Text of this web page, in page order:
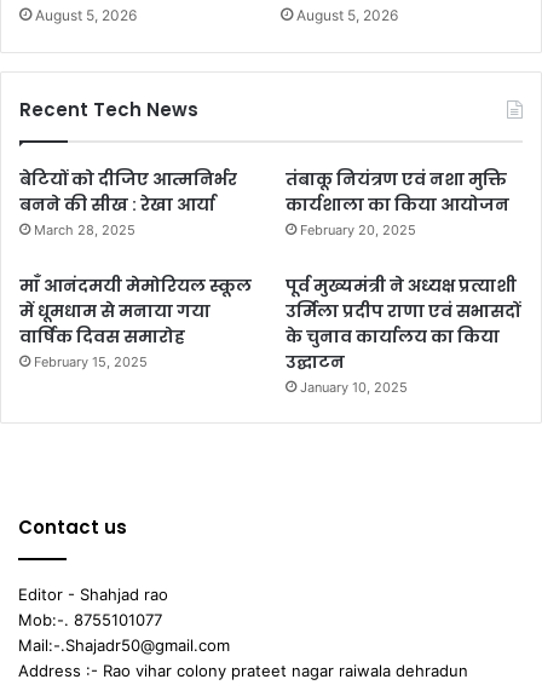
August 5, 2026 August 5, 2026
Recent Tech News
बेटियों को दीजिए आत्मनिर्भर
बनने की सीख : रेखा आर्या
March 28, 2025
तंबाकू नियंत्रण एवं नशा मुक्ति
कार्यशाला का किया आयोजन
February 20, 2025
माँ आनंदमयी मेमोरियल स्कूल
में धूमधाम से मनाया गया
वार्षिक दिवस समारोह
February 15, 2025
पूर्व मुख्यमंत्री ने अध्यक्ष प्रत्याशी
उर्मिला प्रदीप राणा एवं सभासदों
के चुनाव कार्यालय का किया
उद्घाटन
January 10, 2025
Contact us
Editor - Shahjad rao
Mob:-. 8755101077
Mail:-.Shajadr50@gmail.com
Address :- Rao vihar colony prateet nagar raiwala dehradun